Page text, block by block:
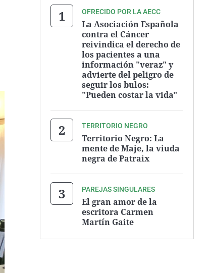
OFRECIDO POR LA AECC
La Asociación Española
contra el Cáncer
reivindica el derecho de
los pacientes a una
información "veraz" y
advierte del peligro de
seguir los bulos:
"Pueden costar la vida"
TERRITORIO NEGRO
Territorio Negro: La
mente de Maje, la viuda
negra de Patraix
PAREJAS SINGULARES
El gran amor de la
escritora Carmen
Martín Gaite